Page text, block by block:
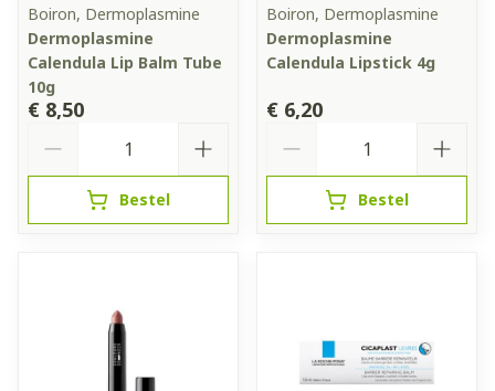
Boiron, Dermoplasmine
Dermoplasmine
Calendula Lip Balm Tube
10g
€ 8,50
Bestel
Boiron, Dermoplasmine
Dermoplasmine
Calendula Lipstick 4g
€ 6,20
Bestel